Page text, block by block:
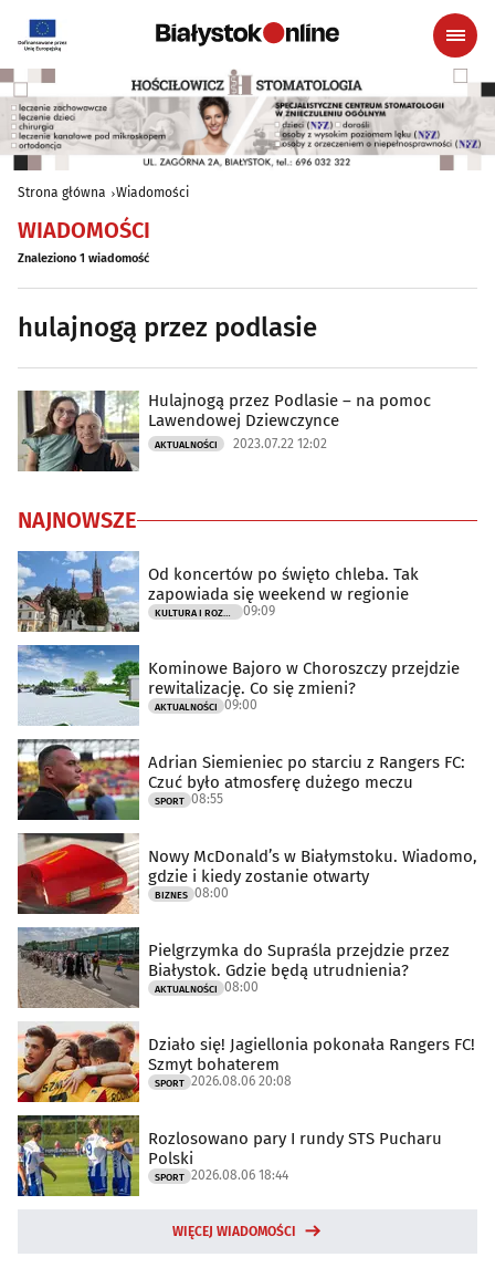
Strona główna Wiadomości
WIADOMOŚCI
Znaleziono 1 wiadomość
hulajnogą przez podlasie
Hulajnogą przez Podlasie – na pomoc
Lawendowej Dziewczynce
AKTUALNOŚCI 2023.07.22 12:02
NAJNOWSZE
Od koncertów po święto chleba. Tak
zapowiada się weekend w regionie
09:09
Kominowe Bajoro w Choroszczy przejdzie
rewitalizację. Co się zmieni?
AKTUALNOŚCI 09:00
Adrian Siemieniec po starciu z Rangers FC:
Czuć było atmosferę dużego meczu
SPORT 08:55
Nowy McDonald’s w Białymstoku. Wiadomo,
gdzie i kiedy zostanie otwarty
BIZNES 08:00
Pielgrzymka do Supraśla przejdzie przez
Białystok. Gdzie będą utrudnienia?
AKTUALNOŚCI 08:00
Działo się! Jagiellonia pokonała Rangers FC!
Szmyt bohaterem
SPORT 2026.08.06 20:08
Rozlosowano pary I rundy STS Pucharu
Polski
SPORT 2026.08.06 18:44
WIĘCEJ WIADOMOŚCI